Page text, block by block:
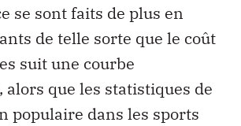
se sont faits de plus en
de telle sorte que le coût
suit une courbe
alors que les statistiques de
populaire dans les sports